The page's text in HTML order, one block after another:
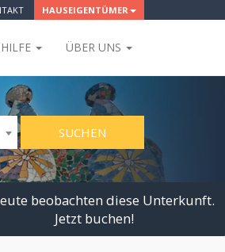
HAUSEIGENTÜMER
HILFE ÜBER UNS
SUCHEN
beobachten diese Unterkunft.
Jetzt buchen!